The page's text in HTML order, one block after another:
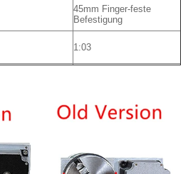
45mm Finger-feste
Befestigung
1:03